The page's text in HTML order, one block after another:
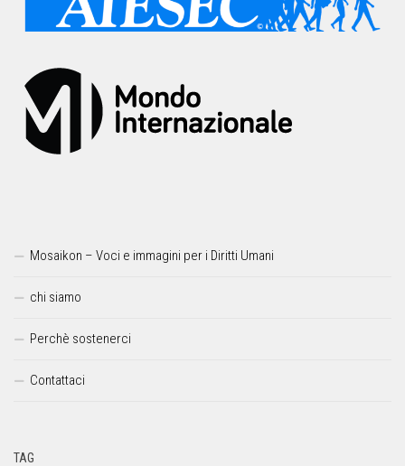
Mosaikon – Voci e immagini per i Diritti Umani
chi siamo
Perchè sostenerci
Contattaci
TAG